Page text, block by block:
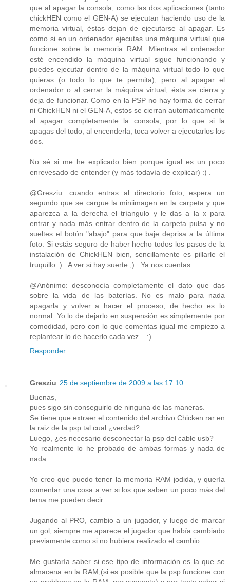
que al apagar la consola, como las dos aplicaciones (tanto
chickHEN como el GEN-A) se ejecutan haciendo uso de la
memoria virtual, éstas dejan de ejecutarse al apagar. Es
como si en un ordenador ejecutas una máquina virtual que
funcione sobre la memoria RAM. Mientras el ordenador
esté encendido la máquina virtual sigue funcionando y
puedes ejecutar dentro de la máquina virtual todo lo que
quieras (o todo lo que te permita), pero al apagar el
ordenador o al cerrar la máquina virtual, ésta se cierra y
deja de funcionar. Como en la PSP no hay forma de cerrar
ni ChickHEN ni el GEN-A, estos se cierran automaticamente
al apagar completamente la consola, por lo que si la
apagas del todo, al encenderla, toca volver a ejecutarlos los
dos.
No sé si me he explicado bien porque igual es un poco
enrevesado de entender (y más todavía de explicar) :) .
@Gresziu: cuando entras al directorio foto, espera un
segundo que se cargue la miniimagen en la carpeta y que
aparezca a la derecha el tríangulo y le das a la x para
entrar y nada más entrar dentro de la carpeta pulsa y no
sueltes el botón "abajo" para que baje deprisa a la última
foto. Si estás seguro de haber hecho todos los pasos de la
instalación de ChickHEN bien, sencillamente es pillarle el
truquillo :) . A ver si hay suerte ;) . Ya nos cuentas
@Anónimo: desconocía completamente el dato que das
sobre la vida de las baterías. No es malo para nada
apagarla y volver a hacer el proceso, de hecho es lo
normal. Yo lo de dejarlo en suspensión es simplemente por
comodidad, pero con lo que comentas igual me empiezo a
replantear lo de hacerlo cada vez... :)
Responder
Gresziu 25 de septiembre de 2009 a las 17:10
Buenas,
pues sigo sin conseguirlo de ninguna de las maneras.
Se tiene que extraer el contenido del archivo Chicken.rar en
la raiz de la psp tal cual ¿verdad?.
Luego, ¿es necesario desconectar la psp del cable usb?
Yo realmente lo he probado de ambas formas y nada de
nada..
Yo creo que puedo tener la memoria RAM jodida, y quería
comentar una cosa a ver si los que saben un poco más del
tema me pueden decir..
Jugando al PRO, cambio a un jugador, y luego de marcar
un gol, siempre me aparece el jugador que había cambiado
previamente como si no hubiera realizado el cambio.
Me gustaría saber si ese tipo de información es la que se
almacena en la RAM,(si es posible que la psp funcione con